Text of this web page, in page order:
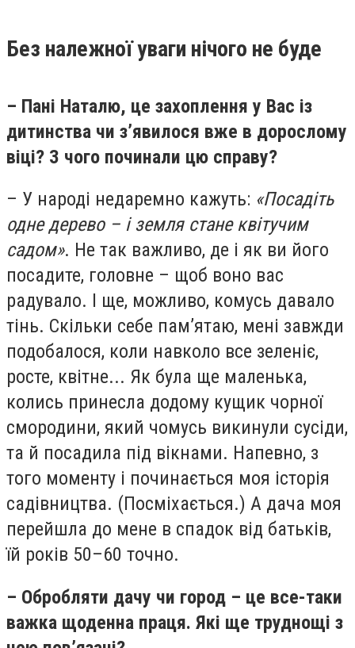
Без належної уваги нічого не буде
– Пані Наталю, це захоплення у Вас із
дитинства чи з’явилося вже в дорослому
віці? З чого починали цю справу?
– У народі недаремно кажуть: «Посадіть
одне дерево – і земля стане квітучим
садом». Не так важливо, де і як ви його
посадите, головне – щоб воно вас
радувало. І ще, можливо, комусь давало
тінь. Скільки себе пам’ятаю, мені завжди
подобалося, коли навколо все зеленіє,
росте, квітне... Як була ще маленька,
колись принесла додому кущик чорної
смородини, який чомусь викинули сусіди,
та й посадила під вікнами. Напевно, з
того моменту і починається моя історія
садівництва. (Посміхається.) А дача моя
перейшла до мене в спадок від батьків,
їй років 50–60 точно.
– Обробляти дачу чи город – це все-таки
важка щоденна праця. Які ще труднощі з